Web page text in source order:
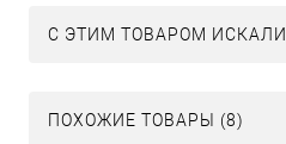
C ЭТИМ ТОВАРОМ ИСКАЛИ
ПОХОЖИЕ ТОВАРЫ (8)